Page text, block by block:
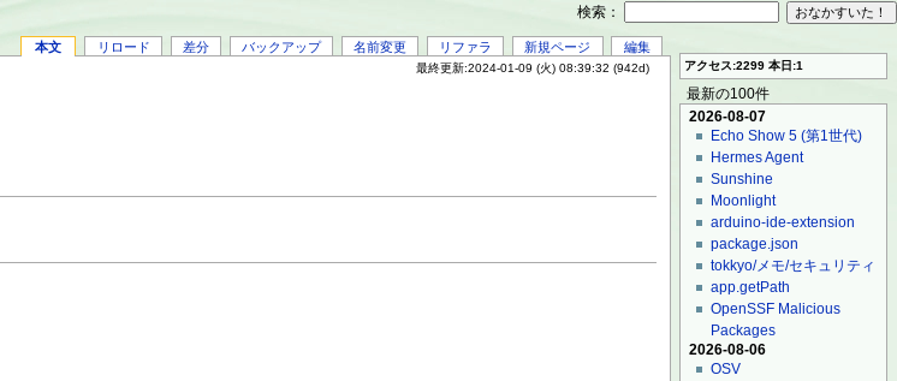
本文 リロード 差分 バックアップ 名前変更 リファラ 新規ページ 編集
最終更新:2024-01-09 (火) 08:39:32 (942d) アクセス:2299 本日:1
最新の100件
2026-08-07
Echo Show 5 (第1世代)
Hermes Agent
Sunshine
Moonlight
arduino-ide-extension
package.json
tokkyo/メモ/セキュリティ
app.getPath
OpenSSF Malicious
Packages
2026-08-06
OSV
検索：